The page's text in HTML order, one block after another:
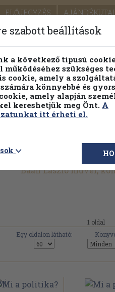
ELŐJEGYZÉS
ÁRAINK
Részletes kereső
Baán László művei,
1 oldal
Egy oldalon látható:
szabott beállítások
a következő típusú
működéséhez szükséges
cookie, amely a
könnyebbé és
amely alapján
kereshetjük meg Önt. A
itt érheti el.